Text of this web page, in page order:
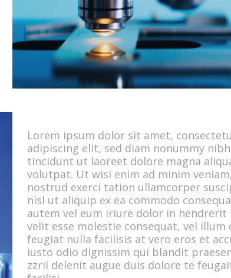
Lorem ipsum dolor sit amet,
adipiscing elit, sed diam nonummy
tincidunt ut laoreet dolore magna
volutpat. Ut wisi enim ad minim
nostrud exerci tation ullamcorper
nisl ut aliquip ex ea commodo
autem vel eum iriure dolor in
velit esse molestie consequat, vel illum
feugiat nulla facilisis at vero eros et
iusto odio dignissim qui blandit
zzril delenit augue duis dolore te